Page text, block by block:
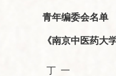
青年编委会名单
《南京中医药大
丁 一